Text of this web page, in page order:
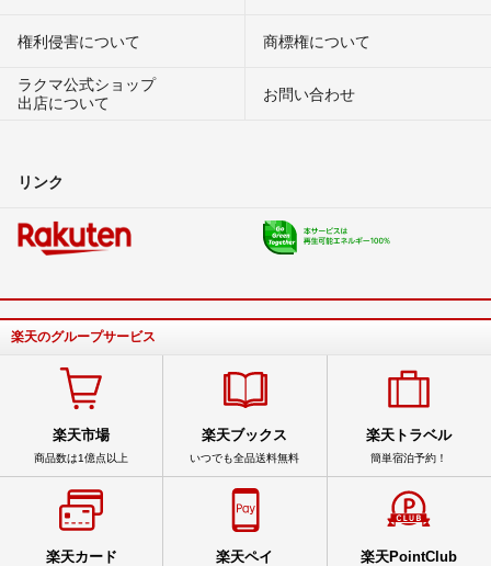
権利侵害について
商標権について
ラクマ公式ショップ
出店について
お問い合わせ
リンク
楽天のグループサービス
楽天市場
商品数は1億点以上
楽天ブックス
いつでも全品送料無料
楽天トラベル
簡単宿泊予約！
楽天カード 楽天ペイ 楽天PointClub